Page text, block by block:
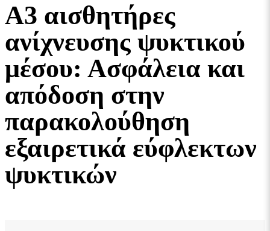
Α3 αισθητήρες
ανίχνευσης ψυκτικού
μέσου: Ασφάλεια και
απόδοση στην
παρακολούθηση
εξαιρετικά εύφλεκτων
ψυκτικών